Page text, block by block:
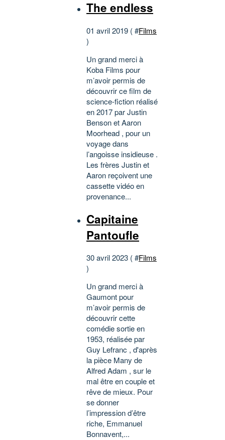
The endless
01 avril 2019 ( #Films
)
Un grand merci à
Koba Films pour
m’avoir permis de
découvrir ce film de
science-fiction réalisé
en 2017 par Justin
Benson et Aaron
Moorhead , pour un
voyage dans
l’angoisse insidieuse .
Les frères Justin et
Aaron reçoivent une
cassette vidéo en
provenance...
Capitaine
Pantoufle
30 avril 2023 ( #Films
)
Un grand merci à
Gaumont pour
m’avoir permis de
découvrir cette
comédie sortie en
1953, réalisée par
Guy Lefranc , d'après
la pièce Many de
Alfred Adam , sur le
mal être en couple et
rêve de mieux. Pour
se donner
l’impression d’être
riche, Emmanuel
Bonnavent,...